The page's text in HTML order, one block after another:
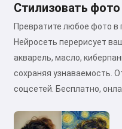
Стилизовать
Превратите любое фото в
Нейросеть перерисует
акварель, масло,
сохраняя узнаваемость.
соцсетей. Бесплатно,